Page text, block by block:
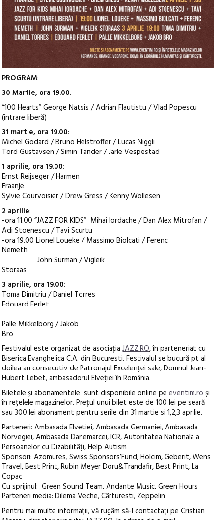
PROGRAM:
30 Martie, ora 19.00:
“100 Hearts” George Natsis / Adrian Flautistu / Vlad Popescu
(intrare liberă)
31 martie, ora 19.00:
Michel Godard / Bruno Helstroffer / Lucas Niggli
Tord Gustavsen / Simin Tander / Jarle Vespestad
1 aprilie, ora 19.00:
Ernst Reijseger / Harmen
Fraanje
Sylvie Courvoisier / Drew Gress / Kenny Wollesen
2 aprilie:
-ora 11.00 “JAZZ FOR KIDS” Mihai Iordache / Dan Alex Mitrofan /
Adi Stoenescu / Tavi Scurtu
-ora 19.00 Lionel Loueke / Massimo Biolcati / Ferenc
Nemeth
John Surman / Vigleik
Storaas
3 aprilie, ora 19.00:
Toma Dimitriu / Daniel Torres
Edouard Ferlet
Palle Mikkelborg / Jakob
Bro
Festivalul este organizat de asociațiaJAZZ.RO, în parteneriat cu
Biserica Evanghelica C.A. din Bucuresti. Festivalul se bucură pt al
doilea an consecutiv de Patronajul Excelenței sale, Domnul Jean-
Hubert Lebet, ambasadorul Elveției în România.
Biletele și abonamentele sunt disponibile online peeventim.roși
în rețelele magazinelor. Prețul unui bilet este de 100 lei pe seară
sau 300 lei abonament pentru serile din 31 martie si 1,2,3 aprilie.
Parteneri: Ambasada Elvetiei, Ambasada Germaniei, Ambasada
Norvegiei, Ambasada Danemarcei, ICR, Autoritatea Nationala a
Persoanelor cu Dizabilități, Help Autism
Sponsori: Azomures, Swiss Sponsors’Fund, Holcim, Geberit, Wens
Travel, Best Print, Rubin Meyer Doru&Trandafir, Best Print, La
Copac
Cu sprijinul: Green Sound Team, Andante Music, Green Hours
Parteneri media: Dilema Veche, Cărturesti, Zeppelin
Pentru mai multe informații, vă rugăm să-l contactați pe Cristian